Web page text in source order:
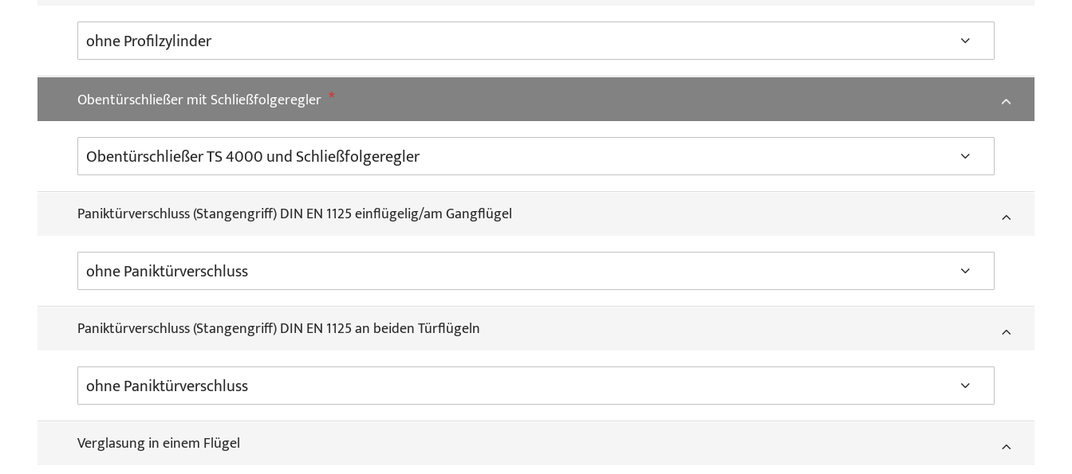
Obentürschließer mit Schließfolgeregler
Paniktürverschluss (Stangengriff) DIN EN 1125 einflügelig/am Gangflügel
Paniktürverschluss (Stangengriff) DIN EN 1125 an beiden Türflügeln
Verglasung in einem Flügel